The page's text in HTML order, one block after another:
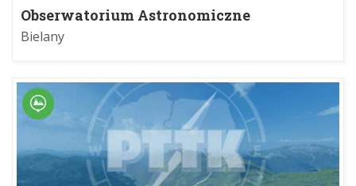
Obserwatorium Astronomiczne
Uniwersytetu Jagiellońskiego, Fort Skała
Bielany